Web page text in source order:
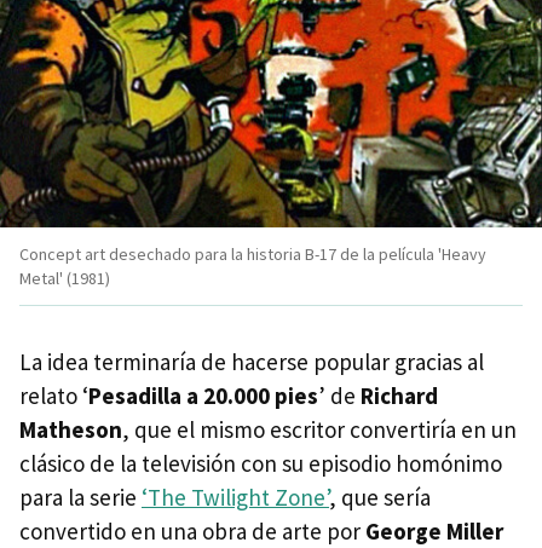
Concept art desechado para la historia B-17 de la película 'Heavy
Metal' (1981)
La idea terminaría de hacerse popular gracias al
relato ‘Pesadilla a 20.000 pies’ de Richard
Matheson, que el mismo escritor convertiría en un
clásico de la televisión con su episodio homónimo
para la serie ‘The Twilight Zone’, que sería
convertido en una obra de arte por George Miller